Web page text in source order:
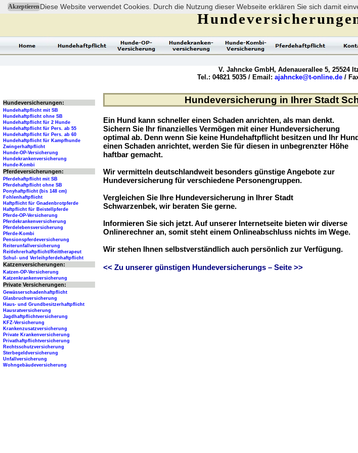
AkzeptierenDiese Website verwendet Cookies. Durch die Nutzung dieser Webseite erklären Sie sich damit
Hundeversicherung in Ihrer Stadt
Ein Hund kann schneller einen Schaden anrichten, als man denkt.
Sichern Sie Ihr finanzielles Vermögen mit einer Hundeversicherung
optimal ab. Denn wenn Sie keine Hundehaftpflicht besitzen und Ihr Hund
einen Schaden anrichtet, werden Sie für diesen in unbegrenzter Höhe
haftbar gemacht.
Wir vermitteln deutschlandweit besonders günstige Angebote zur
Hundeversicherung für verschiedene Personengruppen.
Vergleichen Sie Ihre Hundeversicherung in Ihrer Stadt
Schwarzenbek, wir beraten Sie gerne.
Informieren Sie sich jetzt. Auf unserer Internetseite bieten wir diverse
Onlinerechner an, somit steht einem Onlineabschluss nichts im Wege.
Wir stehen Ihnen selbstverständlich auch persönlich zur Verfügung.
<< Zu unserer günstigen Hundeversicherungs – Seite >>
V. Jahncke GmbH, Adenauerallee 5, 25524
Tel.: 04821 5035 / Email: ajahncke@t-online.de /
Hundeversicherungen:
Hundehaftpflicht mit SB
Hundehaftpflicht ohne SB
Hundehaftpflicht für 2 Hunde
Hundehaftpflicht für Pers. ab 55
Hundehaftpflicht für Pers. ab 60
Hundehaftpflicht für Kampfhunde
Zwingerhaftpflicht
Hunde-OP-Versicherung
Hundekrankenversicherung
Hunde-Kombi
Pferdeversicherungen:
Pferdehaftpflicht mit SB
Pferdehaftpflicht ohne SB
Ponyhaftpflicht (bis 148 cm)
Fohlenhaftpflicht
Haftpflicht für Gnadenbrotpferde
Haftpflicht für Beistellpferde
Pferde-OP-Versicherung
Pferdekrankenversicherung
Pferdelebensversicherung
Pferde-Kombi
Pensionspferdeversicherung
Reiterunfallversicherung
Reitlehrerhaftpflicht/Reittherapeut
Schul- und Verleihpferdehaftpflicht
Katzenversicherungen:
Katzen-OP-Versicherung
Katzenkrankenversicherung
Private Versicherungen:
Gewässerschadenhaftpflicht
Glasbruchversicherung
Haus- und Grundbesitzerhaftpflicht
Hausratversicherung
Jagdhaftpflichtversicherung
KFZ-Versicherung
Krankenzusatzversicherung
Private Krankenversicherung
Privathaftpflichtversicherung
Rechtsschutzversicherung
Sterbegeldversicherung
Unfallversicherung
Wohngebäudeversicherung